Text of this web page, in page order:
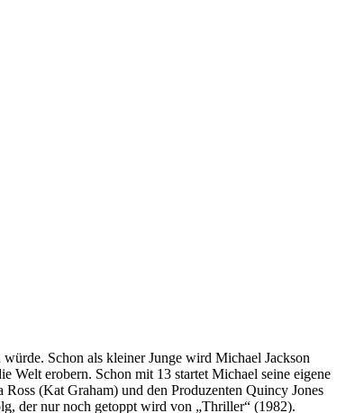
Schon als kleiner Junge wird Michael Jackson
Welt erobern. Schon mit 13 startet Michael seine eigene
(Kat Graham) und den Produzenten Quincy Jones
der nur noch getoppt wird von „Thriller“ (1982).